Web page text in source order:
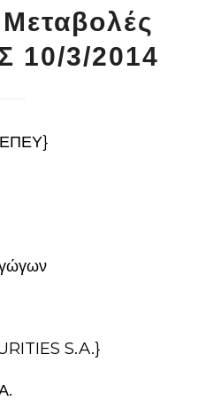
Μεταβολές
10/3/2014
S.A.}